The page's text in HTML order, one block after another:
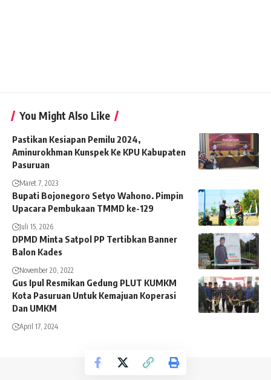
You Might Also Like
Pastikan Kesiapan Pemilu 2024,
Aminurokhman Kunspek Ke KPU Kabupaten
Pasuruan
Maret 7, 2023
Bupati Bojonegoro Setyo Wahono. Pimpin
Upacara Pembukaan TMMD ke-129
Juli 15, 2026
DPMD Minta Satpol PP Tertibkan Banner
Balon Kades
November 20, 2022
Gus Ipul Resmikan Gedung PLUT KUMKM
Kota Pasuruan Untuk Kemajuan Koperasi
Dan UMKM
April 17, 2024